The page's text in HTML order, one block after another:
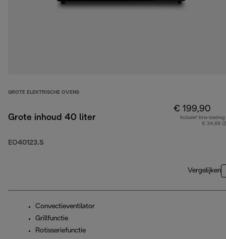
GROTE ELEKTRISCHE OVENS
Grote inhoud 40 liter
EO40123.S
€ 199,90
Inclusief btw-bedrag
€ 34,69
Vergelijken
Convectieventilator
Grillfunctie
Rotisseriefunctie